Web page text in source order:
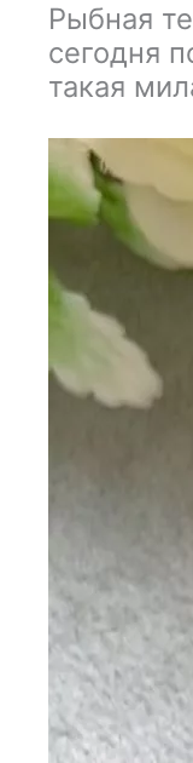
Рыбная
сегодня
такая